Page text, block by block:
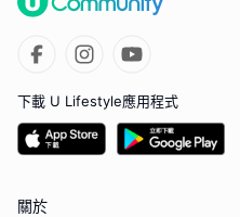
下載 U Lifestyle應用程式
關於